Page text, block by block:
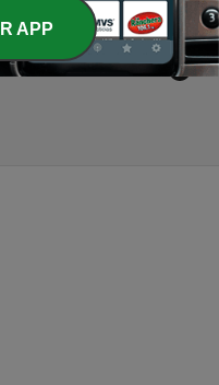
APP